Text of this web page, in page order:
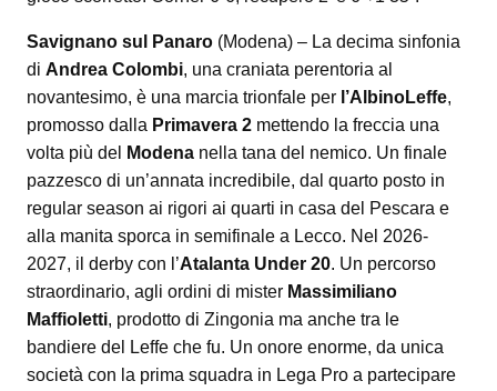
Savignano sul Panaro (Modena) – La decima sinfonia
di Andrea Colombi, una craniata perentoria al
novantesimo, è una marcia trionfale per l’AlbinoLeffe,
promosso dalla Primavera 2 mettendo la freccia una
volta più del
Modena nella tana del nemico. Un finale
pazzesco di un’annata incredibile, dal quarto posto in
regular season ai rigori ai quarti in casa del Pescara e
alla manita sporca in semifinale a Lecco. Nel 2026-
2027, il derby con l’Atalanta Under 20. Un percorso
straordinario, agli ordini di mister Massimiliano
Maffioletti, prodotto di Zingonia ma anche tra le
bandiere del Leffe che fu. Un onore enorme, da unica
società con la prima squadra in Lega Pro a partecipare